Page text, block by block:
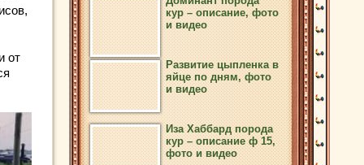
от
кур – описание, фото
и видео
Развитие цыпленка в
яйце по дням, фото
и видео
Иза Хаббард порода
кур – описание ф 15,
фото и видео